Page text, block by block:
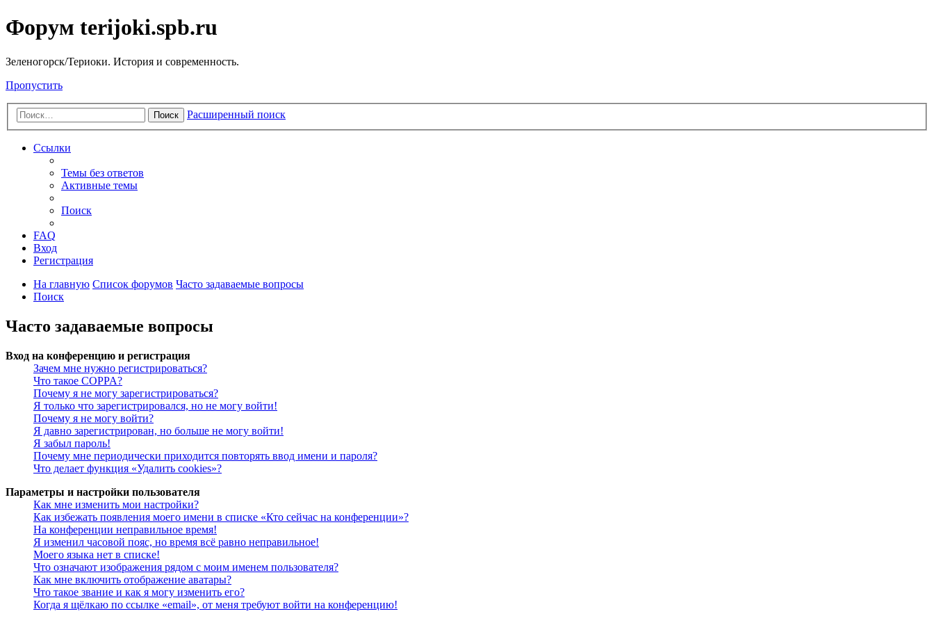
Форум terijoki.spb.ru
Зеленогорск/Териоки. История и современность.
Пропустить
Поиск Расширенный поиск
Ссылки
Темы без ответов
Активные темы
Поиск
FAQ
Вход
Регистрация
На главную Список форумов Часто задаваемые вопросы
Поиск
Часто задаваемые вопросы
Вход на конференцию и регистрация
Зачем мне нужно регистрироваться?
Что такое COPPA?
Почему я не могу зарегистрироваться?
Я только что зарегистрировался, но не могу войти!
Почему я не могу войти?
Я давно зарегистрирован, но больше не могу войти!
Я забыл пароль!
Почему мне периодически приходится повторять ввод имени и пароля?
Что делает функция «Удалить cookies»?
Параметры и настройки пользователя
Как мне изменить мои настройки?
Как избежать появления моего имени в списке «Кто сейчас на конференции»?
На конференции неправильное время!
Я изменил часовой пояс, но время всё равно неправильное!
Моего языка нет в списке!
Что означают изображения рядом с моим именем пользователя?
Как мне включить отображение аватары?
Что такое звание и как я могу изменить его?
Когда я щёлкаю по ссылке «email», от меня требуют войти на конференцию!